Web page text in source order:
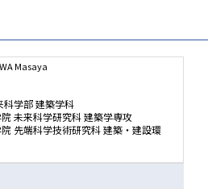
Masaya
科学部 建築学科
未来科学研究科 建築学専攻
先端科学技術研究科 建築・建設環